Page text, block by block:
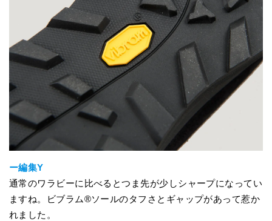
ー編集Y
通常のワラビーに比べるとつま先が少しシャープになってい
ますね。ビブラム®ソールのタフさとギャップがあって惹か
れました。